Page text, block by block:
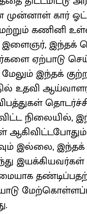
கார்
மற்றும் கணினி
இளைஞர்,
ஏற்பாடு
இந்தக்
உதவி
நிலையில்,
இல்லை,